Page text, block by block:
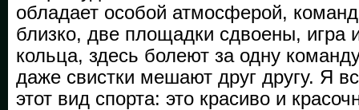
обладает особой атмосферой,
близко, две площадки сдвоены, игра
кольца, здесь болеют за одну
даже свистки мешают друг другу. Я
этот вид спорта: это красиво и